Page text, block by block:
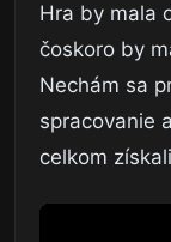
Hra by mala
čoskoro by
Nechám sa
spracovanie
celkom